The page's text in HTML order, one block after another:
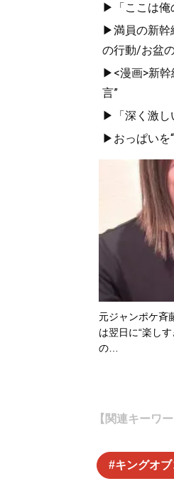
▶「ここは俺
▶満員の新幹
の行動/お盆
▶<漫画>新幹
言”
▶「深く激し
▶おっぱいを
元ジャンポケ斉
は翌日に“楽し
の…
【関連キーワ
キングオブ